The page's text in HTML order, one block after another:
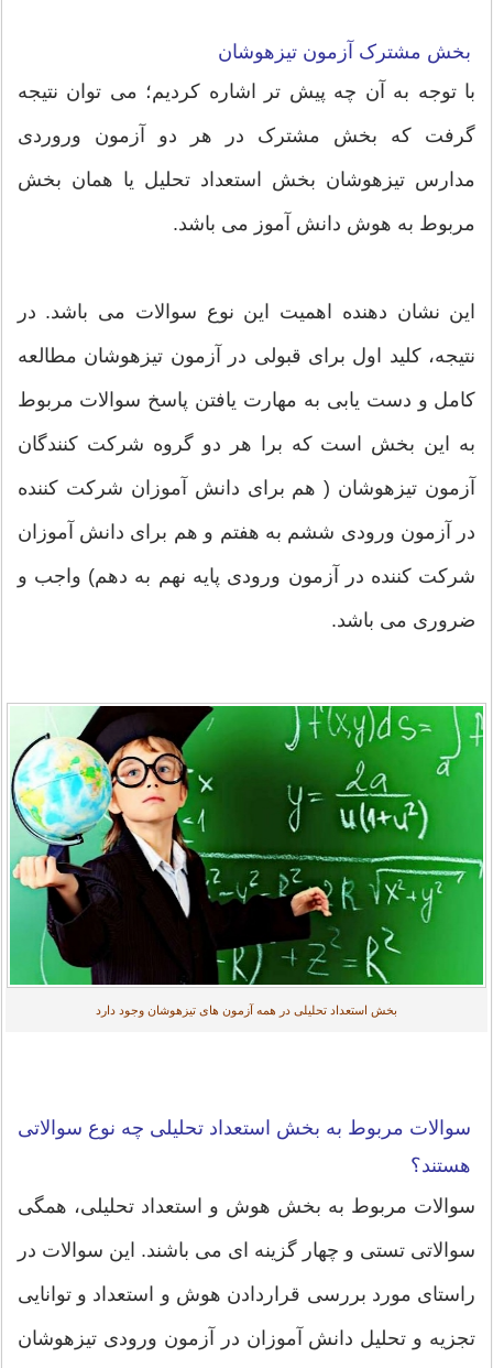
بخش مشترک آزمون تیزهوشان
با توجه به آن چه پیش تر اشاره کردیم؛ می توان نتیجه
گرفت که بخش مشترک در هر دو آزمون وروردی
مدارس تیزهوشان بخش استعداد تحلیل یا همان بخش
مربوط به هوش دانش آموز می باشد.
این نشان دهنده اهمیت این نوع سوالات می باشد. در
نتیجه، کلید اول برای قبولی در آزمون تیزهوشان مطالعه
کامل و دست یابی به مهارت یافتن پاسخ سوالات مربوط
به این بخش است که برا هر دو گروه شرکت کنندگان
آزمون تیزهوشان ( هم برای دانش آموزان شرکت کننده
در آزمون ورودی ششم به هفتم و هم برای دانش آموزان
شرکت کننده در آزمون ورودی پایه نهم به دهم) واجب و
ضروری می باشد.
بخش استعداد تحلیلی در همه آزمون های تیزهوشان وجود دارد
سوالات مربوط به بخش استعداد تحلیلی چه نوع سوالاتی
هستند؟
سوالات مربوط به بخش هوش و استعداد تحلیلی، همگی
سوالاتی تستی و چهار گزینه ای می باشند. این سوالات در
راستای مورد بررسی قراردادن هوش و استعداد و توانایی
تجزیه و تحلیل دانش آموزان در آزمون ورودی تیزهوشان